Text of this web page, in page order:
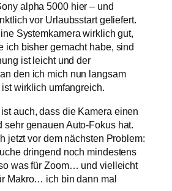
alpha 5000 hier – und
vor Urlaubsstart geliefert.
Systemkamera wirklich gut,
ich bisher gemacht habe, sind
ist leicht und der
den ich mich nun langsam
wirklich umfangreich.
auch, dass die Kamera einen
sehr genauen Auto-Fokus hat.
jetzt vor dem nächsten Problem:
dringend noch mindestens
was für Zoom… und vielleicht
Makro… ich bin dann mal